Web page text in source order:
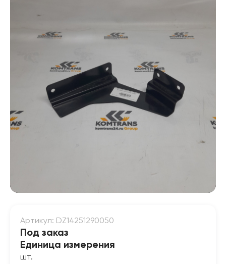
Артикул: DZ14251290050
Под заказ
Единица измерения
шт.